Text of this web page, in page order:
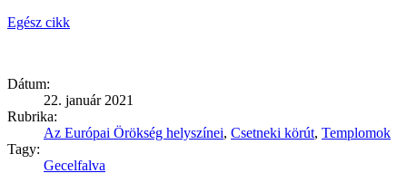
Egész cikk
Dátum:
22. január 2021
Rubrika:
Az Európai Örökség helyszínei, Csetneki körút, Templomok
Tagy:
Gecelfalva